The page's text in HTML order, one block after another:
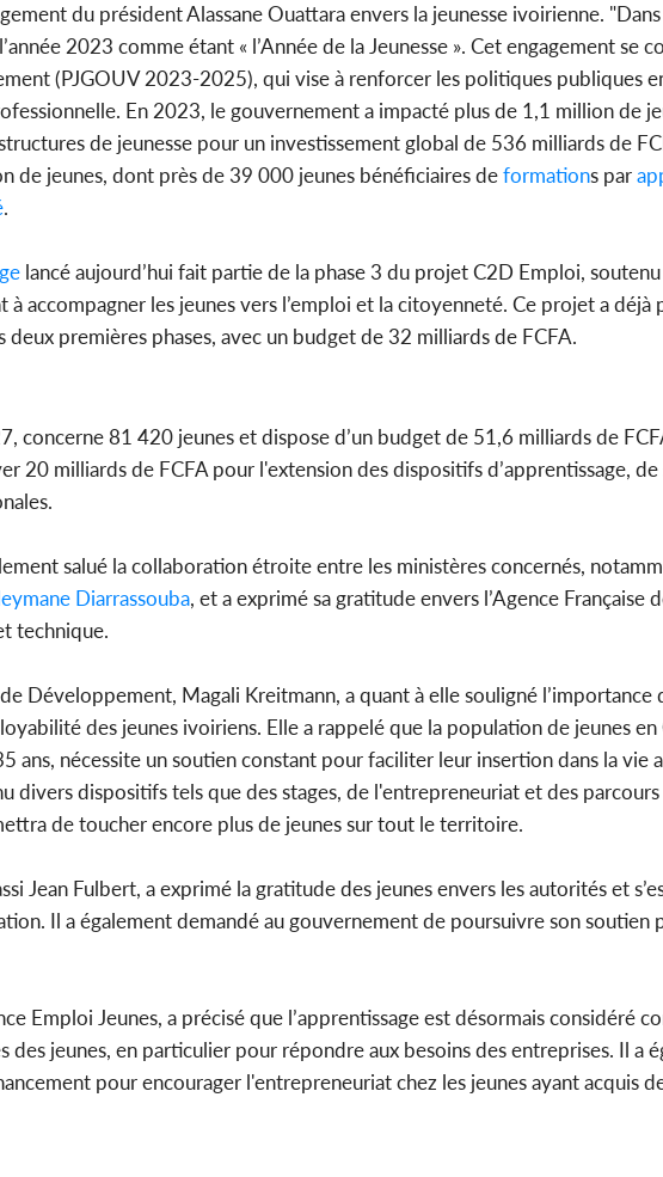
du président Alassane Ouattara envers la jeunesse ivoirienne.
2023 comme étant « l’Année de la Jeunesse ». Cet engagement se
(PJGOUV 2023-2025), qui vise à renforcer les politiques publiques
En 2023, le gouvernement a impacté plus de 1,1 million de
de jeunesse pour un investissement global de 536 milliards de
de jeunes, dont près de 39 000 jeunes bénéficiaires deformations par
.
lancé aujourd’hui fait partie de la phase 3 du projet C2D Emploi, soutenu
accompagner les jeunes vers l’emploi et la citoyenneté. Ce projet a déjà
premières phases, avec un budget de 32 milliards de FCFA.
concerne 81 420 jeunes et dispose d’un budget de 51,6 milliards de
20 milliards de FCFA pour l'extension des dispositifs d’apprentissage,
salué la collaboration étroite entre les ministères concernés,
Diarrassouba, et a exprimé sa gratitude envers l’Agence Française
technique.
Développement, Magali Kreitmann, a quant à elle souligné l’importance
des jeunes ivoiriens. Elle a rappelé que la population de jeunes
ans, nécessite un soutien constant pour faciliter leur insertion dans la vie
divers dispositifs tels que des stages, de l'entrepreneuriat et des
de toucher encore plus de jeunes sur tout le territoire.
Jean Fulbert, a exprimé la gratitude des jeunes envers les autorités et
Il a également demandé au gouvernement de poursuivre son soutien
Emploi Jeunes, a précisé que l’apprentissage est désormais considéré
jeunes, en particulier pour répondre aux besoins des entreprises. Il a
pour encourager l'entrepreneuriat chez les jeunes ayant acquis